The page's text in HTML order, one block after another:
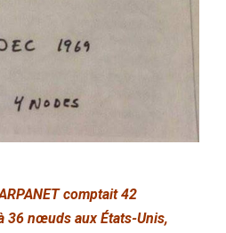
comptait 42
36 nœuds aux États-Unis,